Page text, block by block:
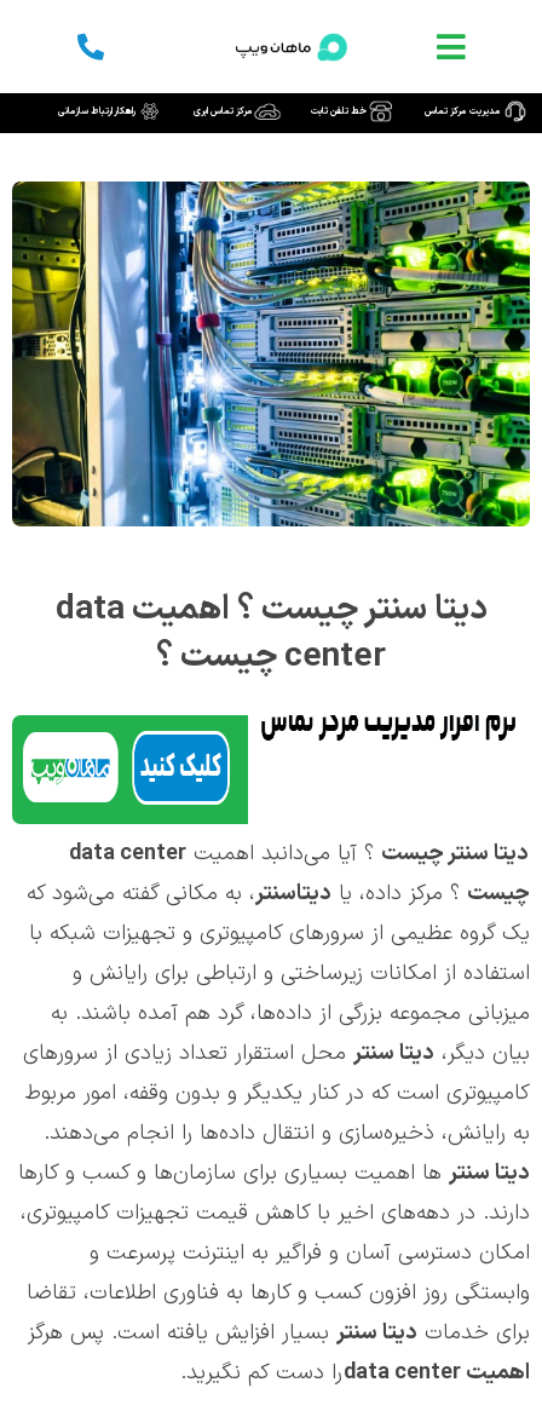
محتوامدیریت مرکز تماس خط تلفن ثابت مرکز تماس ابری راهکار ارتباط سازمانی
دیتا سنتر چیست ؟ اهمیت data
center چیست ؟
دیتا سنتر چیست ؟ آیا می‌دانبد اهمیت data center
چیست ؟ مرکز داده، یا دیتاسنتر، به مکانی گفته می‌شود که
یک گروه عظیمی از سرورهای کامپیوتری و تجهیزات شبکه با
استفاده از امکانات زیرساختی و ارتباطی برای رایانش و
میزبانی مجموعه‌ بزرگی از داده‌ها، گرد هم آمده‌ باشند. به
بیان دیگر، دیتا سنتر محل استقرار تعداد زیادی از سرورهای
کامپیوتری است که در کنار یکدیگر و بدون وقفه، امور مربوط
به رایانش، ذخیره‌سازی و انتقال داده‌ها را انجام می‌دهند.
دیتا سنتر ها اهمیت بسیاری برای سازمان‌ها و کسب و کارها
دارند. در دهه‌های اخیر با کاهش قیمت تجهیزات کامپیوتری،
امکان دسترسی آسان و فراگیر به اینترنت پرسرعت و
وابستگی روز افزون کسب و کارها به فناوری اطلاعات، تقاضا
برای خدمات دیتا سنتر بسیار افزایش یافته است. پس هرگز
اهمیت data center
را دست کم نگیرید.